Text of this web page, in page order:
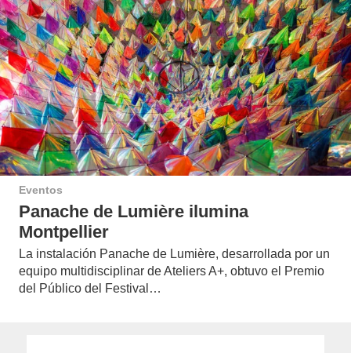
Eventos
Panache de Lumière ilumina
Montpellier
La instalación Panache de Lumière, desarrollada por un
equipo multidisciplinar de Ateliers A+, obtuvo el Premio
del Público del Festival…